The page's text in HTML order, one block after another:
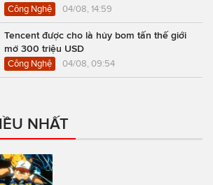
Công Nghệ 04/08, 14:59
Tencent được cho là hủy bom tấn thế giới
mở 300 triệu USD
Công Nghệ 04/08, 09:54
NHẤT